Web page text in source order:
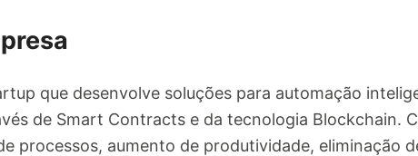
que desenvolve soluções para automação
de Smart Contracts e da tecnologia Blockchain.
processos, aumento de produtividade, eliminação